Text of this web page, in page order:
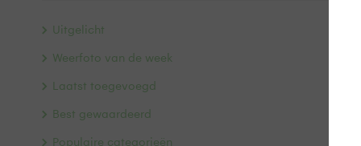
Uitgelicht
Weerfoto van de week
Laatst toegevoegd
Best gewaardeerd
Populaire categorieën